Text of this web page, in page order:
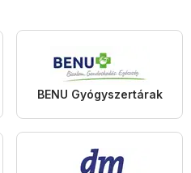
BENU Gyógyszertárak